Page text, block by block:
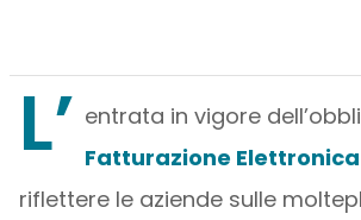
L’ entrata in vigore
Fatturazione Elettronica
riflettere le aziende sulle